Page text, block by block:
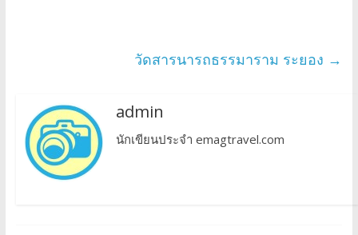
วัดสารนารถธรรมาราม ระยอง →
admin
นักเขียนประจำ emagtravel.com